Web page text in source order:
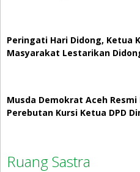
Peringati Hari Didong, Ketua
Masyarakat Lestarikan
Musda Demokrat Aceh Resmi
Perebutan Kursi Ketua DPD
Ruang Sastra